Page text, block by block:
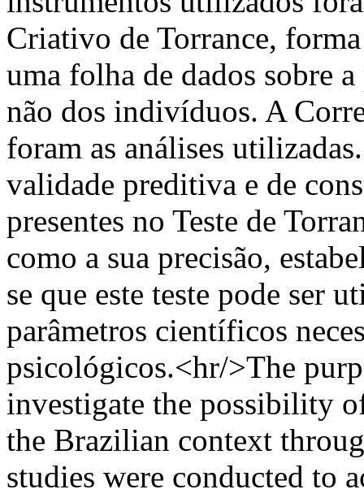
Criativo de Torrance,
uma folha de dados sobre
não dos indivíduos. A
foram as análises
validade preditiva e de
presentes no Teste de
como a sua precisão,
se que este teste pode ser
parâmetros científicos
psicológicos.<hr/>The
investigate the possibility
the Brazilian context
studies were conducted to